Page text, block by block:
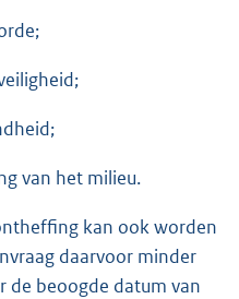
van het milieu.
kan ook worden
daarvoor minder
de beoogde datum van